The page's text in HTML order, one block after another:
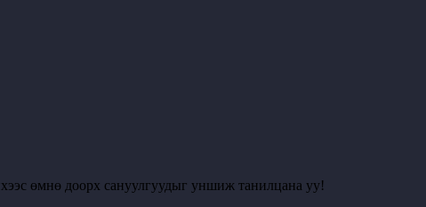
өмнө доорх сануулгуудыг уншиж танилцана уу!